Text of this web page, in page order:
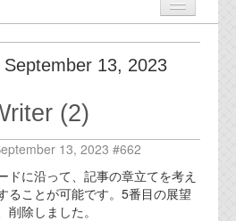
ィング
13, 2023
(2)
13, 2023 #662
ドに沿って、記事の章立てを考え
ることが可能です。5番目の展望
除しました。